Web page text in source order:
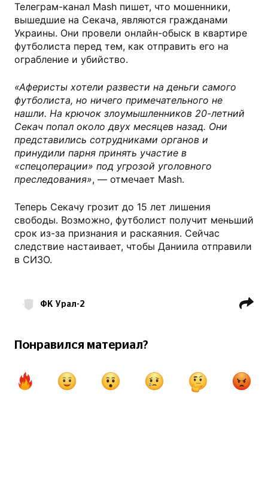
Телеграм-канал Mash пишет, что мошенники,
вышедшие на Секача, являются гражданами
Украины. Они провели онлайн-обыск в квартире
футболиста перед тем, как отправить его на
ограбление и убийство.
«Аферисты хотели развести на деньги самого
футболиста, но ничего примечательного не
нашли. На крючок злоумышленников 20-летний
Секач попал около двух месяцев назад. Они
представились сотрудниками органов и
принудили парня принять участие в
«спецоперации» под угрозой уголовного
преследования», — отмечает Mash.
Теперь Секачу грозит до 15 лет лишения
свободы. Возможно, футболист получит меньший
срок из-за признания и раскаяния. Сейчас
следствие настаивает, чтобы Даниила отправили
в СИЗО.
ФК Урал-2
Евгений Аверьянов Даниил Секач
Понравился материал?